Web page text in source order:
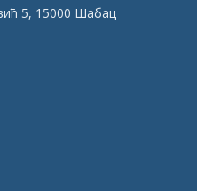
5, 15000 Шабац